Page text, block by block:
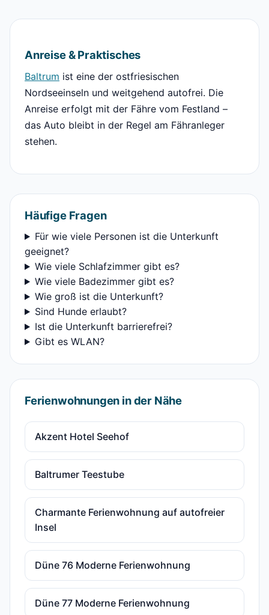
Anreise & Praktisches
Baltrum ist eine der ostfriesischen
Nordseeinseln und weitgehend autofrei. Die
Anreise erfolgt mit der Fähre vom Festland –
das Auto bleibt in der Regel am Fähranleger
stehen.
Häufige Fragen
Für wie viele Personen ist die Unterkunft
geeignet?
Wie viele Schlafzimmer gibt es?
Wie viele Badezimmer gibt es?
Wie groß ist die Unterkunft?
Sind Hunde erlaubt?
Ist die Unterkunft barrierefrei?
Gibt es WLAN?
Ferienwohnungen in der Nähe
Akzent Hotel Seehof
Baltrumer Teestube
Charmante Ferienwohnung auf autofreier
Insel
Düne 76 Moderne Ferienwohnung
Düne 77 Moderne Ferienwohnung